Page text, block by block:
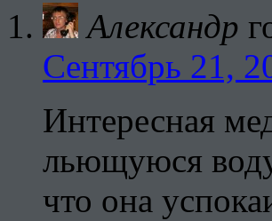
Александр
Сентябрь 21,
Интересная
льющуюся
что она